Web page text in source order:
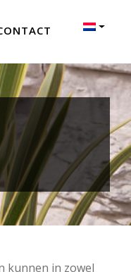
kunnen in zowel